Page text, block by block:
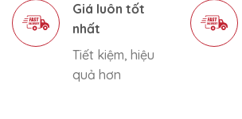
Giá luôn tốt
nhất
Tiết kiệm, hiệu
quả hơn